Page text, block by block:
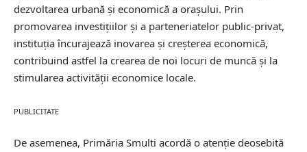
dezvoltarea urbană și economică a orașului. Prin
promovarea investițiilor și a parteneriatelor public-privat,
instituția încurajează inovarea și creșterea economică,
contribuind astfel la crearea de noi locuri de muncă și la
stimularea activității economice locale.
PUBLICITATE
De asemenea, Primăria Smulti acordă o atenție deosebită